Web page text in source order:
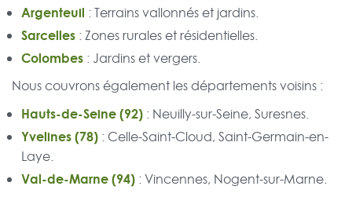
Argenteuil : Terrains vallonnés et jardins.
Sarcelles : Zones rurales et résidentielles.
Colombes : Jardins et vergers.
Nous couvrons également les départements voisins :
Hauts-de-Seine (92) : Neuilly-sur-Seine, Suresnes.
Yvelines (78) : Celle-Saint-Cloud, Saint-Germain-en-
Laye.
Val-de-Marne (94) : Vincennes, Nogent-sur-Marne.